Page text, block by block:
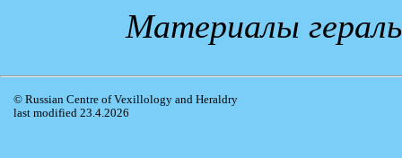
Материалы
© Russian Centre of Vexillology and Heraldry
last modified 23.4.2026